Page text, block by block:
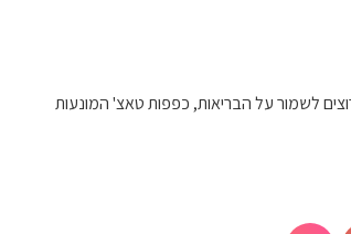
לשמור על הבריאות, כפפות טאצ' המונעות